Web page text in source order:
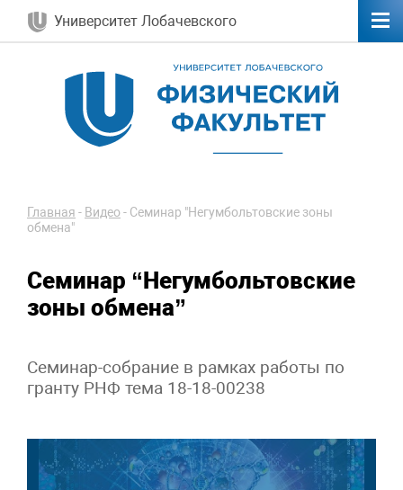
Университет Лобачевского
Главная - Видео - Семинар "Негумбольтовские зоны
обмена"
Семинар “Негумбольтовские
зоны обмена”
Семинар-собрание в рамках работы по
гранту РНФ тема 18-18-00238